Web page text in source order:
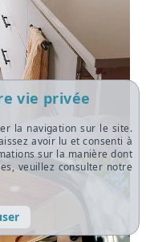
vie privée
la navigation sur le site.
avoir lu et consenti à
sur la manière dont
veuillez consulter notre